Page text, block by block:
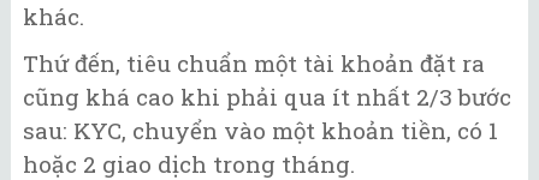
khác.
Thứ đến, tiêu chuẩn một tài khoản đặt ra
cũng khá cao khi phải qua ít nhất 2/3 bước
sau: KYC, chuyển vào một khoản tiền, có 1
hoặc 2 giao dịch trong tháng.